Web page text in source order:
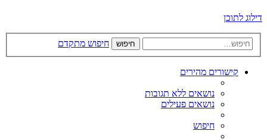
דילוג לתוכן
חיפוש חיפוש מתקדם
קישורים מהירים
נושאים ללא תגובות
נושאים פעילים
חיפוש